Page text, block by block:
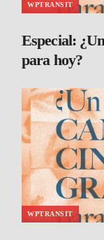
WPTRANSIT
Especial:
para hoy?
WPTRANSIT